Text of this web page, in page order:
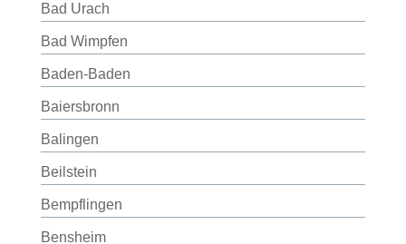
Bad Urach
Bad Wimpfen
Baden-Baden
Baiersbronn
Balingen
Beilstein
Bempflingen
Bensheim